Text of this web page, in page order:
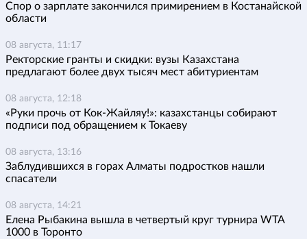
Спор о зарплате закончился примирением в Костанайской
области
08 августа, 11:17
Ректорские гранты и скидки: вузы Казахстана
предлагают более двух тысяч мест абитуриентам
08 августа, 12:18
«Руки прочь от Кок-Жайляу!»: казахстанцы собирают
подписи под обращением к Токаеву
08 августа, 13:16
Заблудившихся в горах Алматы подростков нашли
спасатели
08 августа, 14:21
Елена Рыбакина вышла в четвертый круг турнира WTA
1000 в Торонто